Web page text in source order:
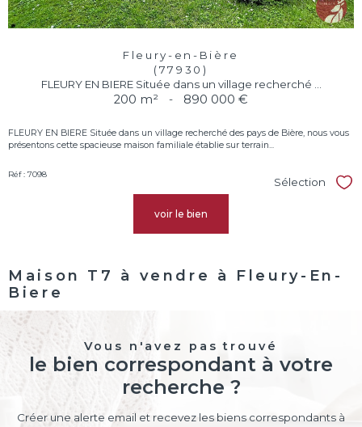
Fleury-en-Bière
(77930)
FLEURY EN BIERE Située dans un village recherché ...
200 m² - 890 000 €
FLEURY EN BIERE Située dans un village recherché des pays de Bière, nous vous
présentons cette spacieuse maison familiale établie sur terrain...
Réf : 7098
Sélection
voir le bien
Maison T7 à vendre à Fleury-En-
Biere
Vous n'avez pas trouvé
le bien correspondant à votre
recherche ?
Créer une alerte email et recevez les biens correspondants à